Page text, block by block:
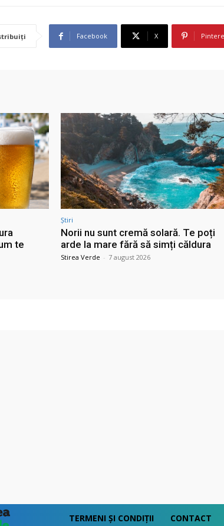
Facebook X
te
Știri
Norii nu sunt cremă solară. Te poți
arde la mare fără să simți căldura
Stirea Verde - 7 august 2026
TERMENI ȘI CONDIȚII CONTACT